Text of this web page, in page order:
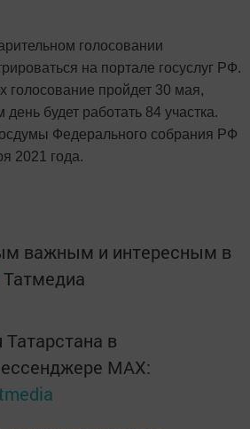
голосовании
на портале госуслуг РФ.
голосование пройдет 30 мая,
день будет работать 84 участка.
Федерального собрания РФ
2021 года.
важным и интересным в
Татмедиа
в
MАХ: